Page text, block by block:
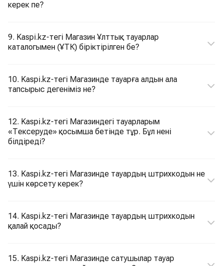
керек пе?
9. Kaspi.kz-тегі Магазин Ұлттық тауарлар
каталогымен (ҰТК) біріктірілген бе?
10. Kaspi.kz-тегі Магазинде тауарға алдын ала
тапсырыс дегеніміз не?
12. Kaspi.kz-тегі Магазиндегі тауарларым
«Тексеруде» қосымша бетінде тұр. Бұл нені
білдіреді?
13. Kaspi.kz-тегі Магазинде тауардың штрихкодын не
үшін көрсету керек?
14. Kaspi.kz-тегі Магазинде тауардың штрихкодын
қалай қосады?
15. Kaspi.kz-тегі Магазинде сатушылар тауар